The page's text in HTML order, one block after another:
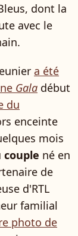
dont la
avec le
a été
Gala début
du
enceinte
mois
couple né en
de
d'RTL
familial
photo de